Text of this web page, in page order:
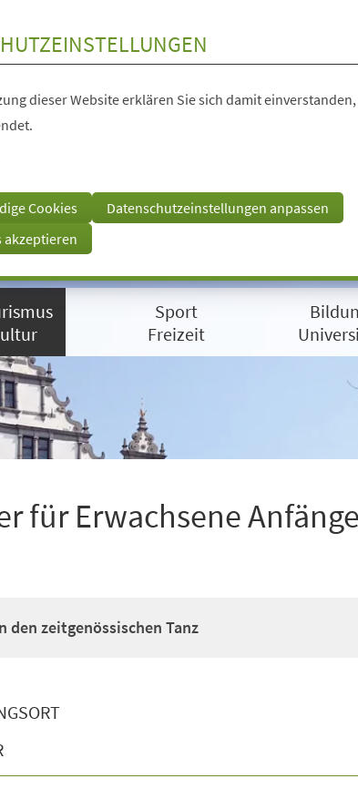
dieser Website erklären Sie sich damit
Cookies
Datenschutzeinstellungen anpassen
akzeptieren
Sport
Freizeit
für Erwachsene
den zeitgenössischen Tanz